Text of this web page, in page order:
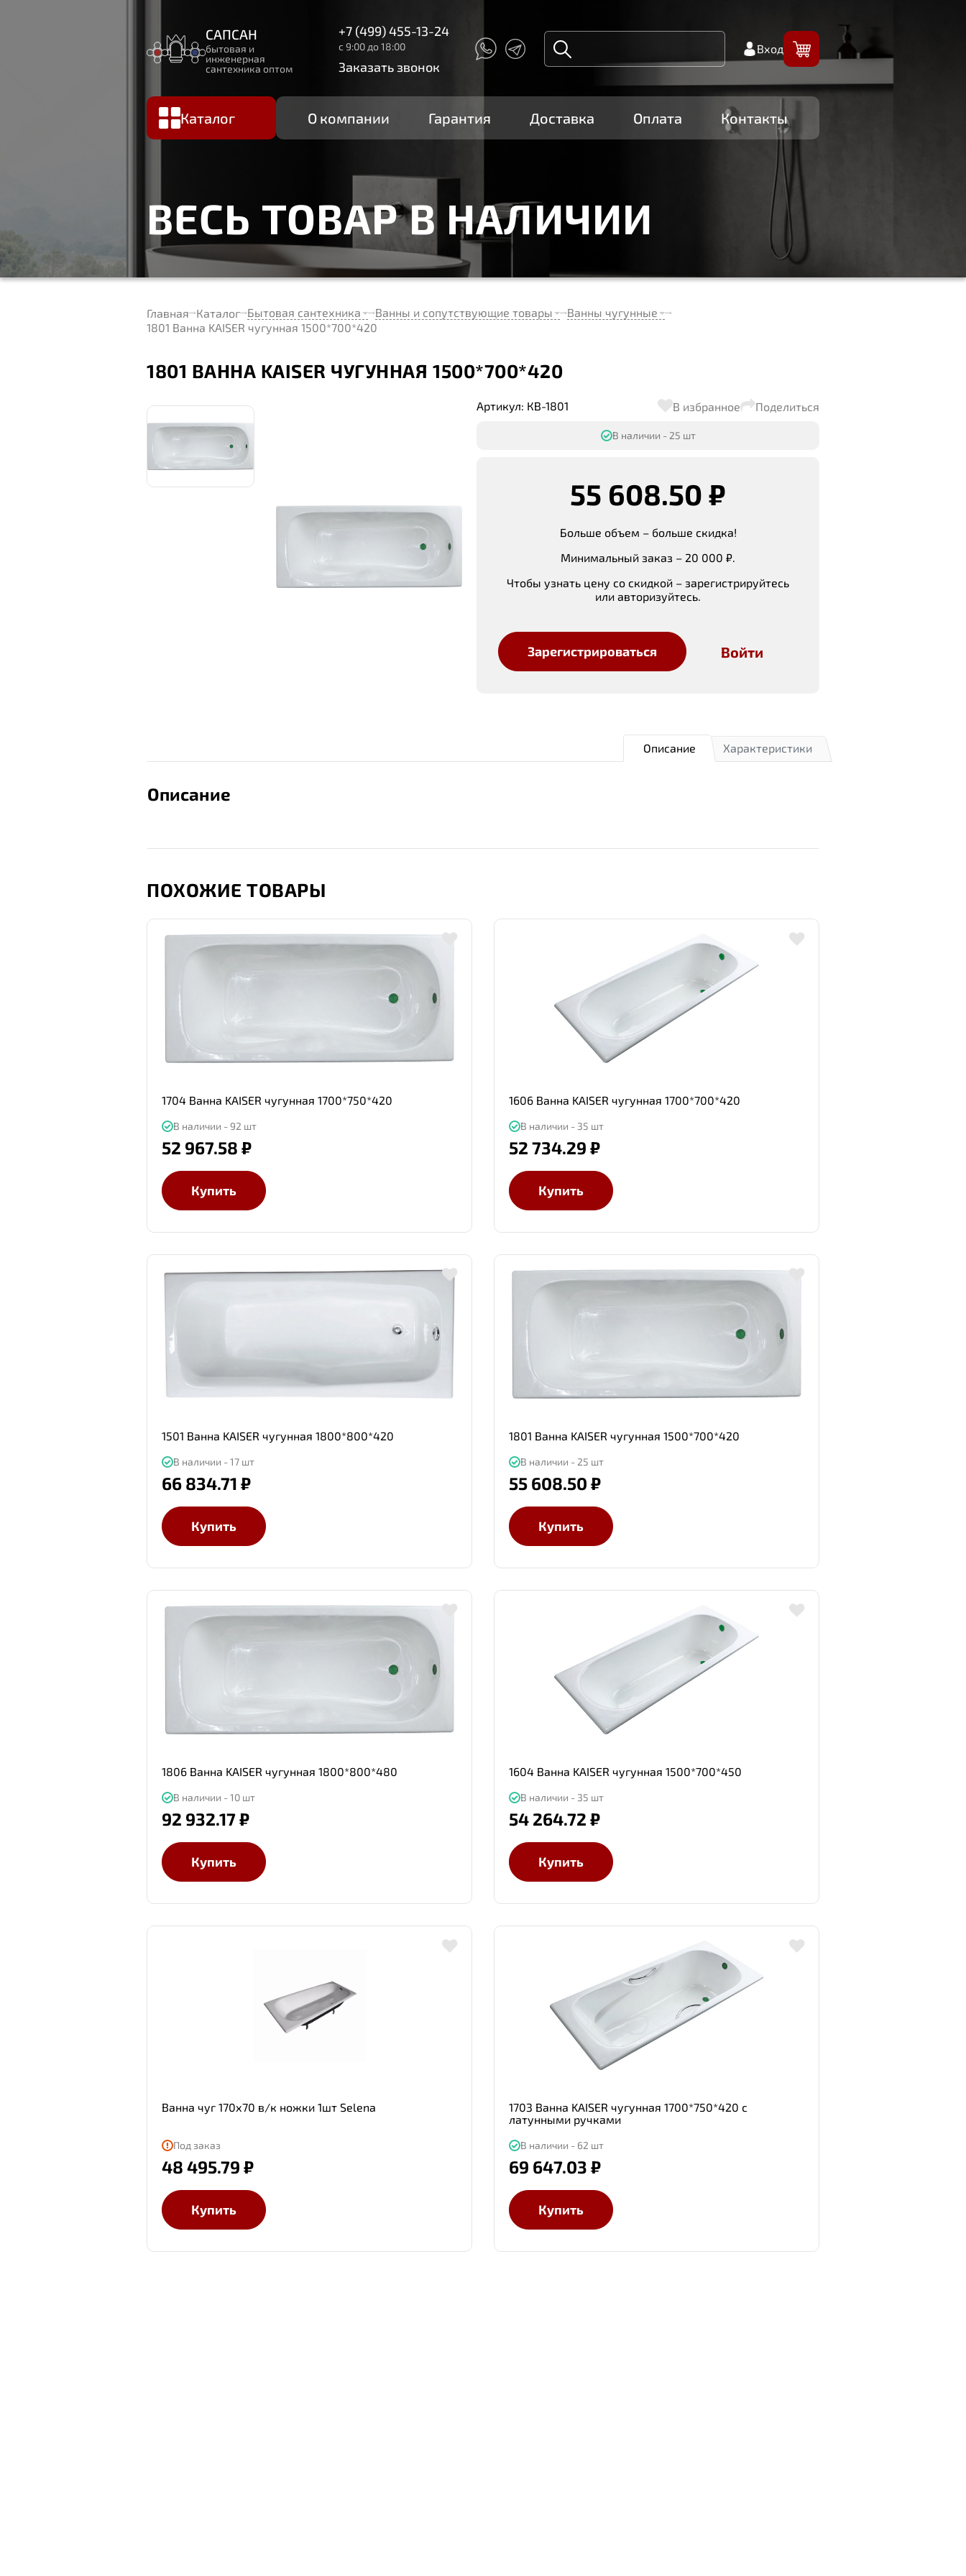
САПСАН
бытовая и
инженерная
сантехника оптом
+7 (499) 455-13-24
с 9:00 до 18:00
Заказать звонок
Вход
Каталог О компании Гарантия Доставка Оплата Контакты
ВЕСЬ ТОВАР В НАЛИЧИИ
Главная Каталог Бытовая сантехника Ванны и сопутствующие товары
Ванны чугунные
1801 Ванна KAISER чугунная 1500*700*420
1801 ВАННА KAISER ЧУГУННАЯ 1500*700*420
Артикул: КВ-1801 В избранное Поделиться
В наличии - 25 шт
55 608.50 ₽
Больше объем – больше скидка!
Минимальный заказ – 20 000 ₽.
Чтобы узнать цену со скидкой – зарегистрируйтесь
или авторизуйтесь.
Зарегистрироваться Войти
Характеристики
Описание
Описание
ПОХОЖИЕ ТОВАРЫ
1704 Ванна KAISER чугунная 1700*750*420
В наличии - 92 шт
52 967.58 ₽
Купить
1606 Ванна KAISER чугунная 1700*700*420
В наличии - 35 шт
52 734.29 ₽
Купить
1501 Ванна KAISER чугунная 1800*800*420
В наличии - 17 шт
66 834.71 ₽
Купить
1801 Ванна KAISER чугунная 1500*700*420
В наличии - 25 шт
55 608.50 ₽
Купить
1806 Ванна KAISER чугунная 1800*800*480
В наличии - 10 шт
92 932.17 ₽
Купить
1604 Ванна KAISER чугунная 1500*700*450
В наличии - 35 шт
54 264.72 ₽
Купить
Ванна чуг 170х70 в/к ножки 1шт Selena
Под заказ
48 495.79 ₽
Купить
1703 Ванна KAISER чугунная 1700*750*420 с
латунными ручками
В наличии - 62 шт
69 647.03 ₽
Купить